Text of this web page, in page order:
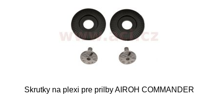
Skrutky na plexi pre prilby AIROH COMMANDER